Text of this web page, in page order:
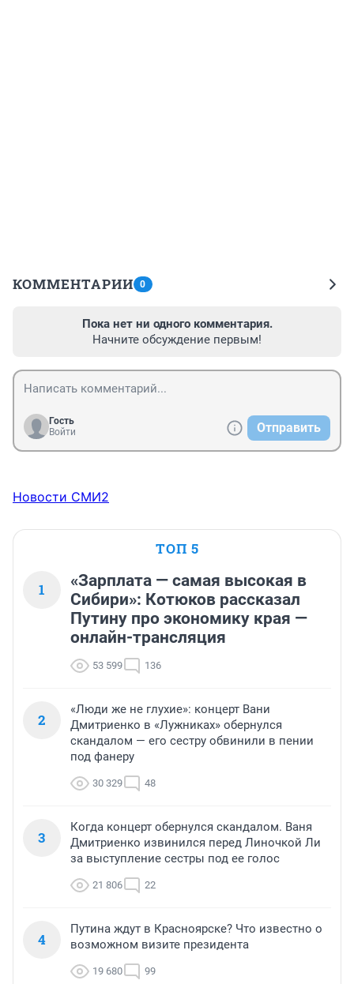
КОММЕНТАРИИ 0
Пока нет ни одного комментария.
Начните обсуждение первым!
Гость
Войти
Отправить
Новости СМИ2
ТОП 5
1
«Зарплата — самая высокая в
Сибири»: Котюков рассказал
Путину про экономику края —
онлайн-трансляция
53 599 136
2
«Люди же не глухие»: концерт Вани
Дмитриенко в «Лужниках» обернулся
скандалом — его сестру обвинили в пении
под фанеру
30 329 48
3
Когда концерт обернулся скандалом. Ваня
Дмитриенко извинился перед Линочкой Ли
за выступление сестры под ее голос
21 806 22
4
Путина ждут в Красноярске? Что известно о
возможном визите президента
19 680 99